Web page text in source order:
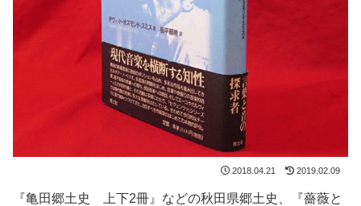
2018.04.21 2019.02.09
『亀田郷土史 上下2冊』などの秋田県郷土史、『薔薇と